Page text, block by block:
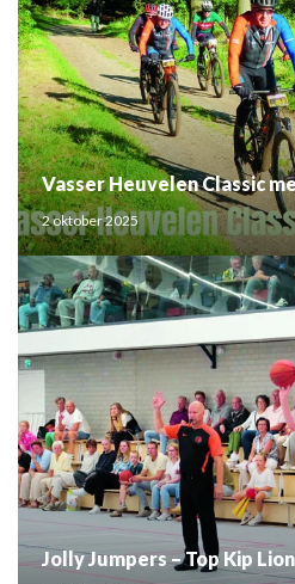
2 oktober 2025
Jolly Jumpers – Top Kip